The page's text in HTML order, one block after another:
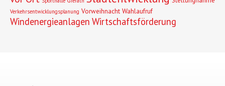
Verkehrsentwicklungsplanung Vorweihnacht Wahlaufruf
Windenergieanlagen Wirtschaftsförderung